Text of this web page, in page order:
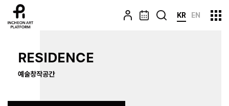
KR EN
RESIDENCE
예술창작공간